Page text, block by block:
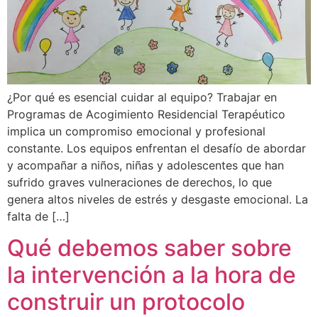
¿Por qué es esencial cuidar al equipo? Trabajar en
Programas de Acogimiento Residencial Terapéutico
implica un compromiso emocional y profesional
constante. Los equipos enfrentan el desafío de abordar
y acompañar a niños, niñas y adolescentes que han
sufrido graves vulneraciones de derechos, lo que
genera altos niveles de estrés y desgaste emocional. La
falta de […]
Qué debemos saber sobre
la intervención a la hora de
construir un protocolo